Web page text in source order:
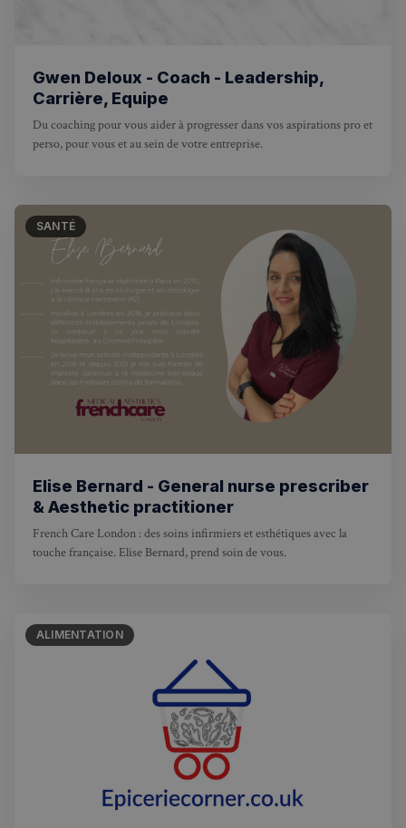
Gwen Deloux - Coach - Leadership,
Carrière, Equipe
Du coaching pour vous aider à progresser dans vos aspirations pro et
perso, pour vous et au sein de votre entreprise.
SANTÉ
Elise Bernard - General nurse prescriber
& Aesthetic practitioner
French Care London : des soins infirmiers et esthétiques avec la
touche française. Elise Bernard, prend soin de vous.
ALIMENTATION